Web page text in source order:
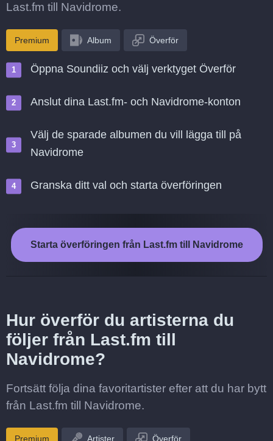
Last.fm till Navidrome.
Premium Album Överför
Öppna Soundiiz och välj verktyget Överför
Anslut dina Last.fm- och Navidrome-konton
Välj de sparade albumen du vill lägga till på
Navidrome
Granska ditt val och starta överföringen
Starta överföringen från Last.fm till Navidrome
Hur överför du artisterna du
följer från Last.fm till
Navidrome?
Fortsätt följa dina favoritartister efter att du har bytt
från Last.fm till Navidrome.
Premium Artister Överför